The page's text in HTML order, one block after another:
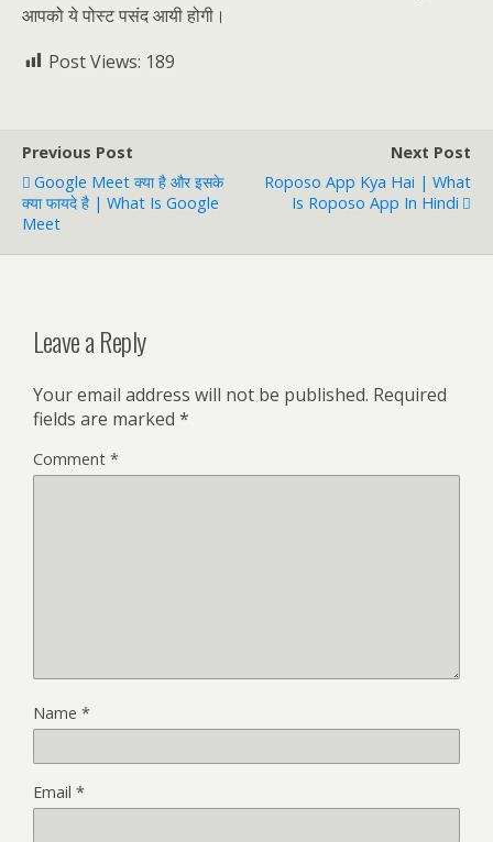
आपको ये पोस्ट पसंद आयी होगी।
Post Views: 189
Previous Post
Google Meet क्या है और इसके
क्या फायदे है | What Is Google
Meet
Next Post
Roposo App Kya Hai | What
Is Roposo App In Hindi
Leave a Reply
Your email address will not be published. Required
fields are marked *
Comment *
Name *
Email *